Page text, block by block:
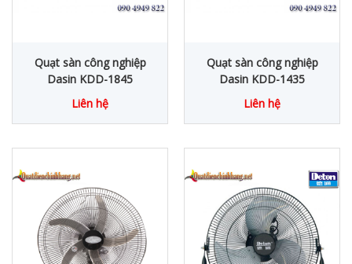
Quạt sàn công nghiệp
Dasin KDD-1845
Liên hệ
Quạt sàn công nghiệp
Dasin KDD-1435
Liên hệ